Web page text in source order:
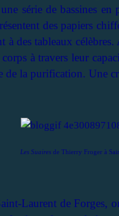
série de bassines
des papiers
à des tableaux
à travers leur
de la purification. Une
Les Suaires de Thierry Froger à
Laurent de Forges,